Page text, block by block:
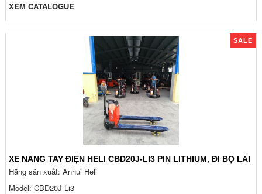
XEM CATALOGUE
SALE
XE NÂNG TAY ĐIỆN HELI CBD20J-LI3 PIN LITHIUM, ĐI BỘ LÁI
Hãng sản xuất: Anhui Heli
Model: CBD20J-Li3